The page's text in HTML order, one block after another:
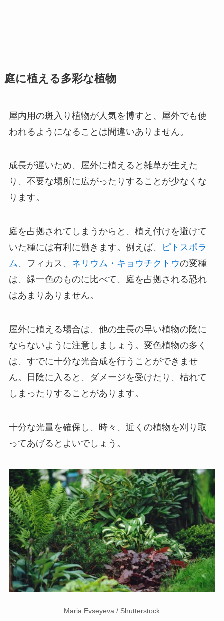
庭に植える多彩な植物
屋内用の斑入り植物が人気を博すと、屋外でも使
われるようになることは間違いありません。
成長が遅いため、屋外に植えると雑草が生えた
り、不要な場所に広がったりすることが少なくな
ります。
庭を占拠されてしまうからと、植え付けを避けて
いた種には有利に働きます。例えば、
ピトスポラ
ム、フィカス、 ネリウム・キョウチクトウの変種
は、緑一色のものに比べて、庭を占拠される恐れ
はあまりありません。
屋外に植える場合は、他の生長の早い植物の陰に
ならないように注意しましょう。変色植物の多く
は、すでに十分な光合成を行うことができませ
ん。日陰に入ると、ダメージを受けたり、枯れて
しまったりすることがあります。
十分な光量を確保し、時々、近くの植物を刈り取
ってあげるとよいでしょう。
Maria Evseyeva / Shutterstock